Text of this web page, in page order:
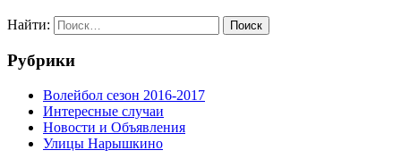
Найти:
Рубрики
Волейбол сезон 2016-2017
Интересные случаи
Новости и Объявления
Улицы Нарышкино